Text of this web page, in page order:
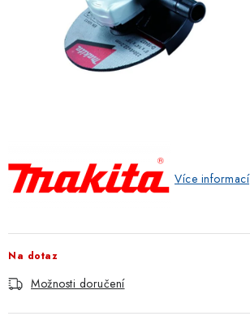
Jak nakupovat
Obchodní podmínky
Podmínky ochrany osobních údajů
Více informací
Na dotaz
Možnosti doručení